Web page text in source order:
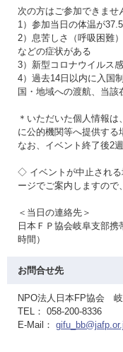
次の方はご参加できませ
1）参加当日の体温が
2）息苦しさ（呼吸困難
などの症状がある
3）新型コロナウイルス
4）過去14日以内に入国
国・地域への渡航、当該
＊いただいた個人情報
に公的機関等へ提供する
なお、イベント終了後2
◇ イベントが中止される
ージでご案内しますの
＜当日の連絡先＞
日本ＦＰ協会岐阜支部
時間）
お問合せ先
NPO法人日本FP協会
TEL： 058-200-8336
E-Mail：